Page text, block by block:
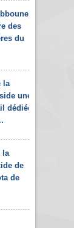
des
du
la
une
dédiée
la
de
de